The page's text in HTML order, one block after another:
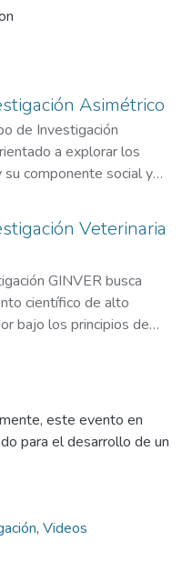
Asimétrico
de Investigación
a explorar los
componente social y
las teorías,
de diseño que
visual, su naturaleza y su
la ciencia y el
Comunicación, Arte,
Visuales y Creación
social e innovación /
Veterinaria
GINVER busca
científico de alto
bajo los principios de
clínicas, Medicina
bajo el principio de
Tuberquia López
este evento en
para el desarrollo de un
, Videos